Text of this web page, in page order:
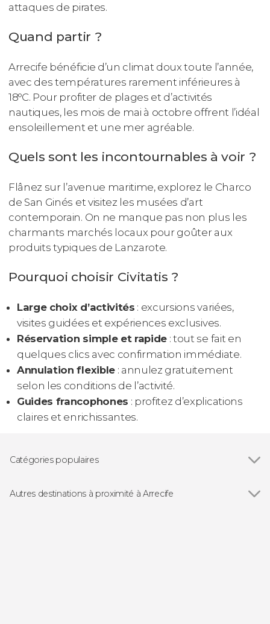
attaques de pirates.
Quand partir ?
Arrecife bénéficie d’un climat doux toute l’année,
avec des températures rarement inférieures à
18ºC. Pour profiter de plages et d’activités
nautiques, les mois de mai à octobre offrent l’idéal
ensoleillement et une mer agréable.
Quels sont les incontournables à voir ?
Flânez sur l’avenue maritime, explorez le Charco
de San Ginés et visitez les musées d’art
contemporain. On ne manque pas non plus les
charmants marchés locaux pour goûter aux
produits typiques de Lanzarote.
Pourquoi choisir Civitatis ?
Large choix d’activités : excursions variées,
visites guidées et expériences exclusives.
Réservation simple et rapide : tout se fait en
quelques clics avec confirmation immédiate.
Annulation flexible: annulez gratuitement
selon les conditions de l’activité.
Guides francophones : profitez d’explications
claires et enrichissantes.
Catégories populaires
Autres destinations à proximité à Arrecife